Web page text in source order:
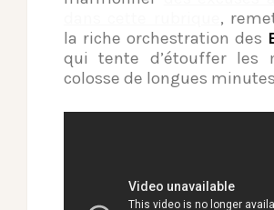
,
la riche orchestration des
qui tente d’étouffer les
colosse de longues